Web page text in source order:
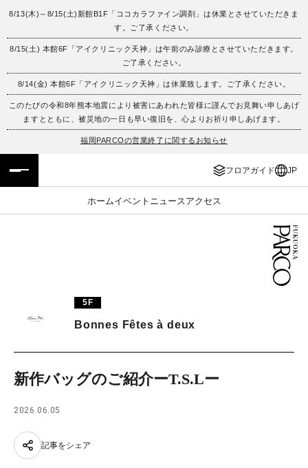
8/13(木)～8/15(土)新館B1F「ココカラファイン調剤」は休業とさせていただきま
す。ご了承ください。
8/15(土) 本館6F「アイクリニック天神」は午前のみ診療とさせていただきます。
ご了承ください。
8/14(金) 本館6F「アイクリニック天神」は休業致します。ご了承ください。
このたびの令和8年熊本地震により被害にあわれた皆様に謹んでお見舞い申しあげ
ますとともに、被災地の一日も早い復旧を、心よりお祈り申しあげます。
福岡PARCOの営業終了に関するお知らせ
フロアガイド JP
ホームイベント ニュース アクセス
フロアガイド
施設案内・アクセス
イベント・ポップアップ
レストラン・カフェ
ENGLISH
繁体字
簡体字
ภาษาไทย
5F
Bonnes Fêtes à deux
新作バッグのご紹介ーT.S.Lー
2026.06.05
記事をシェア